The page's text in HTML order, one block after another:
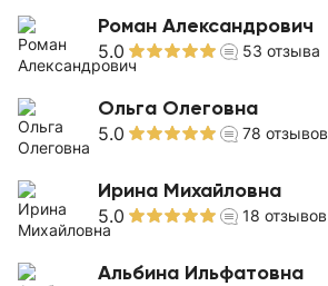
Роман Александрович
5.0 53 отзыва
Ольга Олеговна
5.0 78 отзывов
Ирина Михайловна
5.0 18 отзывов
Альбина Ильфатовна